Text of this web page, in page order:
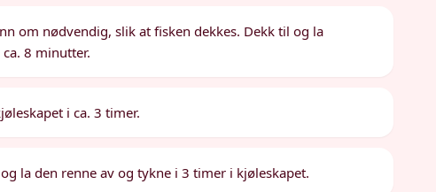
om nødvendig, slik at fisken dekkes. Dekk til og la
8 minutter.
i ca. 3 timer.
la den renne av og tykne i 3 timer i kjøleskapet.